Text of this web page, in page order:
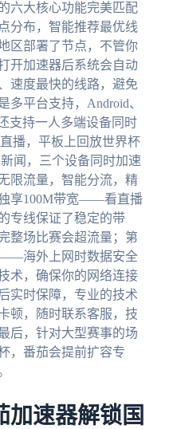
六大核心功能完美匹配
分布，智能推荐最优线
区部署了节点，不管你
开加速器后系统会自动
速度最快的线路，避免
多平台支持，Android、
支持一人多端设备同时
播，平板上回放世界杯
闻，三个设备同时加速
限流量，智能分流，精
享100M带宽——看直播
专线保证了稳定的带
整场比赛会超流量；第
海外上网时数据安全
术，确保你的网络连接
实时保障，专业的技术
顿，随时联系客服，技
后，针对大型赛事的场
，番茄会提前扩容专
加速器解锁国